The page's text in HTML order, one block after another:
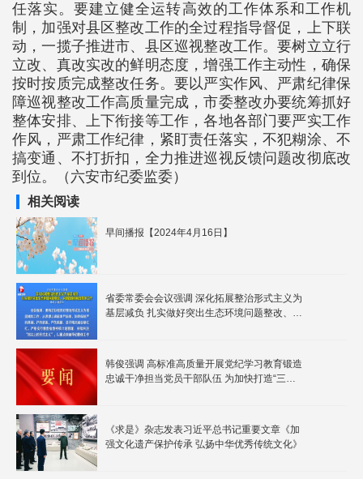
任落实。要建立健全运转高效的工作体系和工作机
制，加强对县区整改工作的全过程指导督促，上下联
动，一揽子推进市、县区巡视整改工作。要树立立行
立改、真改实改的鲜明态度，增强工作主动性，确保
按时按质完成整改任务。要以严实作风、严肃纪律保
障巡视整改工作高质量完成，市委整改办要统筹抓好
整体安排、上下衔接等工作，各地各部门要严实工作
作风，严肃工作纪律，紧盯责任落实，不犯糊涂、不
搞变通、不打折扣，全力推进巡视反馈问题改彻底改
到位。（六安市纪委监委）
相关阅读
早间播报【2024年4月16日】
省委常委会会议强调 深化拓展整治形式主义为
基层减负 扎实做好突出生态环境问题整改、乡
韩俊强调 高标准高质量开展党纪学习教育锻造
忠诚干净担当党员干部队伍 为加快打造“三地
《求是》杂志发表习近平总书记重要文章《加
强文化遗产保护传承 弘扬中华优秀传统文化》